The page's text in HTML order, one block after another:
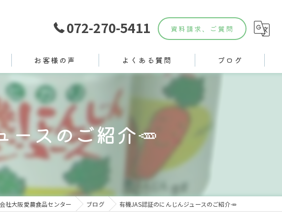
072-270-5411 資料請求、ご質問
お客様の声 よくある質問 ブログ
ースのご紹介🥕
社大阪愛農食品センター ブログ 有機JAS認証のにんじんジュースのご紹介🥕